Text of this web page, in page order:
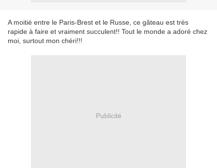
A moitié entre le Paris-Brest et le Russe, ce gâteau est très
rapide à faire et vraiment succulent!! Tout le monde a adoré chez
moi, surtout mon chéri!!!
Publicité